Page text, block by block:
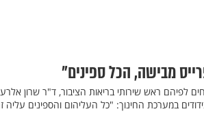
מבישה, הכל ספינים"
לפיהם ראש שירותי בריאות הציבור, ד"ר שרון
במערכת החינוך: "כל העליהום והספינים עליה